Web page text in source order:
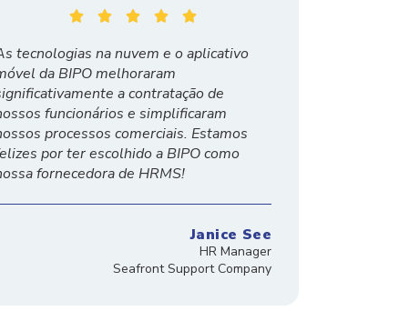
    
tecnologias na nuvem e o aplicativo
da BIPO melhoraram
a contratação de
funcionários e simplificaram
processos comerciais. Estamos
por ter escolhido a BIPO como
fornecedora de HRMS!
Janice See
HR Manager
Seafront Support Company